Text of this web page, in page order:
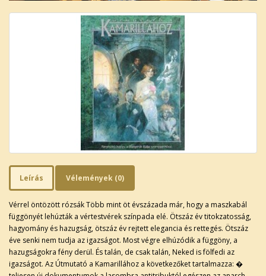
Leírás Vélemények (0)
Vérrel öntözött rózsák Több mint öt évszázada már, hogy a maszkabál
függönyét lehúzták a vértestvérek színpada elé. Ötszáz év titokzatosság,
hagyomány és hazugság, ötszáz év rejtett elegancia és rettegés. Ötszáz
éve senki nem tudja az igazságot. Most végre elhúzódik a függöny, a
hazugságokra fény derül. És talán, de csak talán, Neked is fölfedi az
igazságot. Az Útmutató a Kamarillához a következőket tartalmazza: �